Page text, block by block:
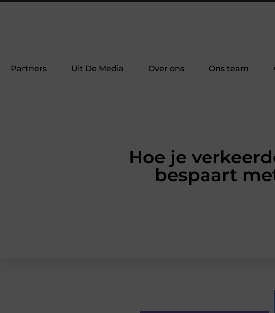
Partners Uit De Media Over ons Ons team
Hoe je
bespaart